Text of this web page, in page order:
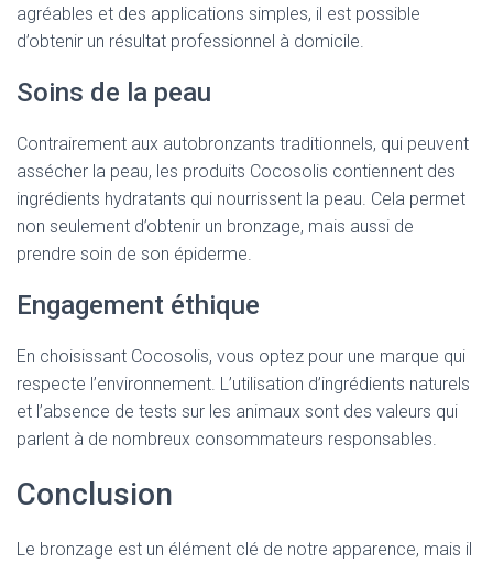
agréables et des applications simples, il est possible
d’obtenir un résultat professionnel à domicile.
Soins de la peau
Contrairement aux autobronzants traditionnels, qui peuvent
assécher la peau, les produits Cocosolis contiennent des
ingrédients hydratants qui nourrissent la peau. Cela permet
non seulement d’obtenir un bronzage, mais aussi de
prendre soin de son épiderme.
Engagement éthique
En choisissant Cocosolis, vous optez pour une marque qui
respecte l’environnement. L’utilisation d’ingrédients naturels
et l’absence de tests sur les animaux sont des valeurs qui
parlent à de nombreux consommateurs responsables.
Conclusion
Le bronzage est un élément clé de notre apparence, mais il